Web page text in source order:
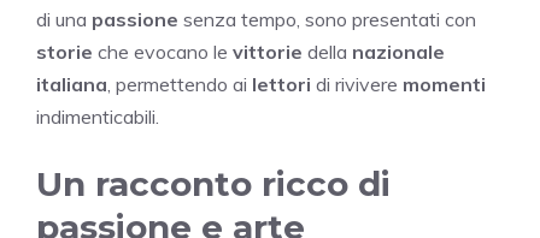
di una passione senza tempo, sono presentati con
storie che evocano le vittorie della nazionale
italiana , permettendo ai lettori di rivivere momenti
indimenticabili.
Un racconto ricco di
passione e arte